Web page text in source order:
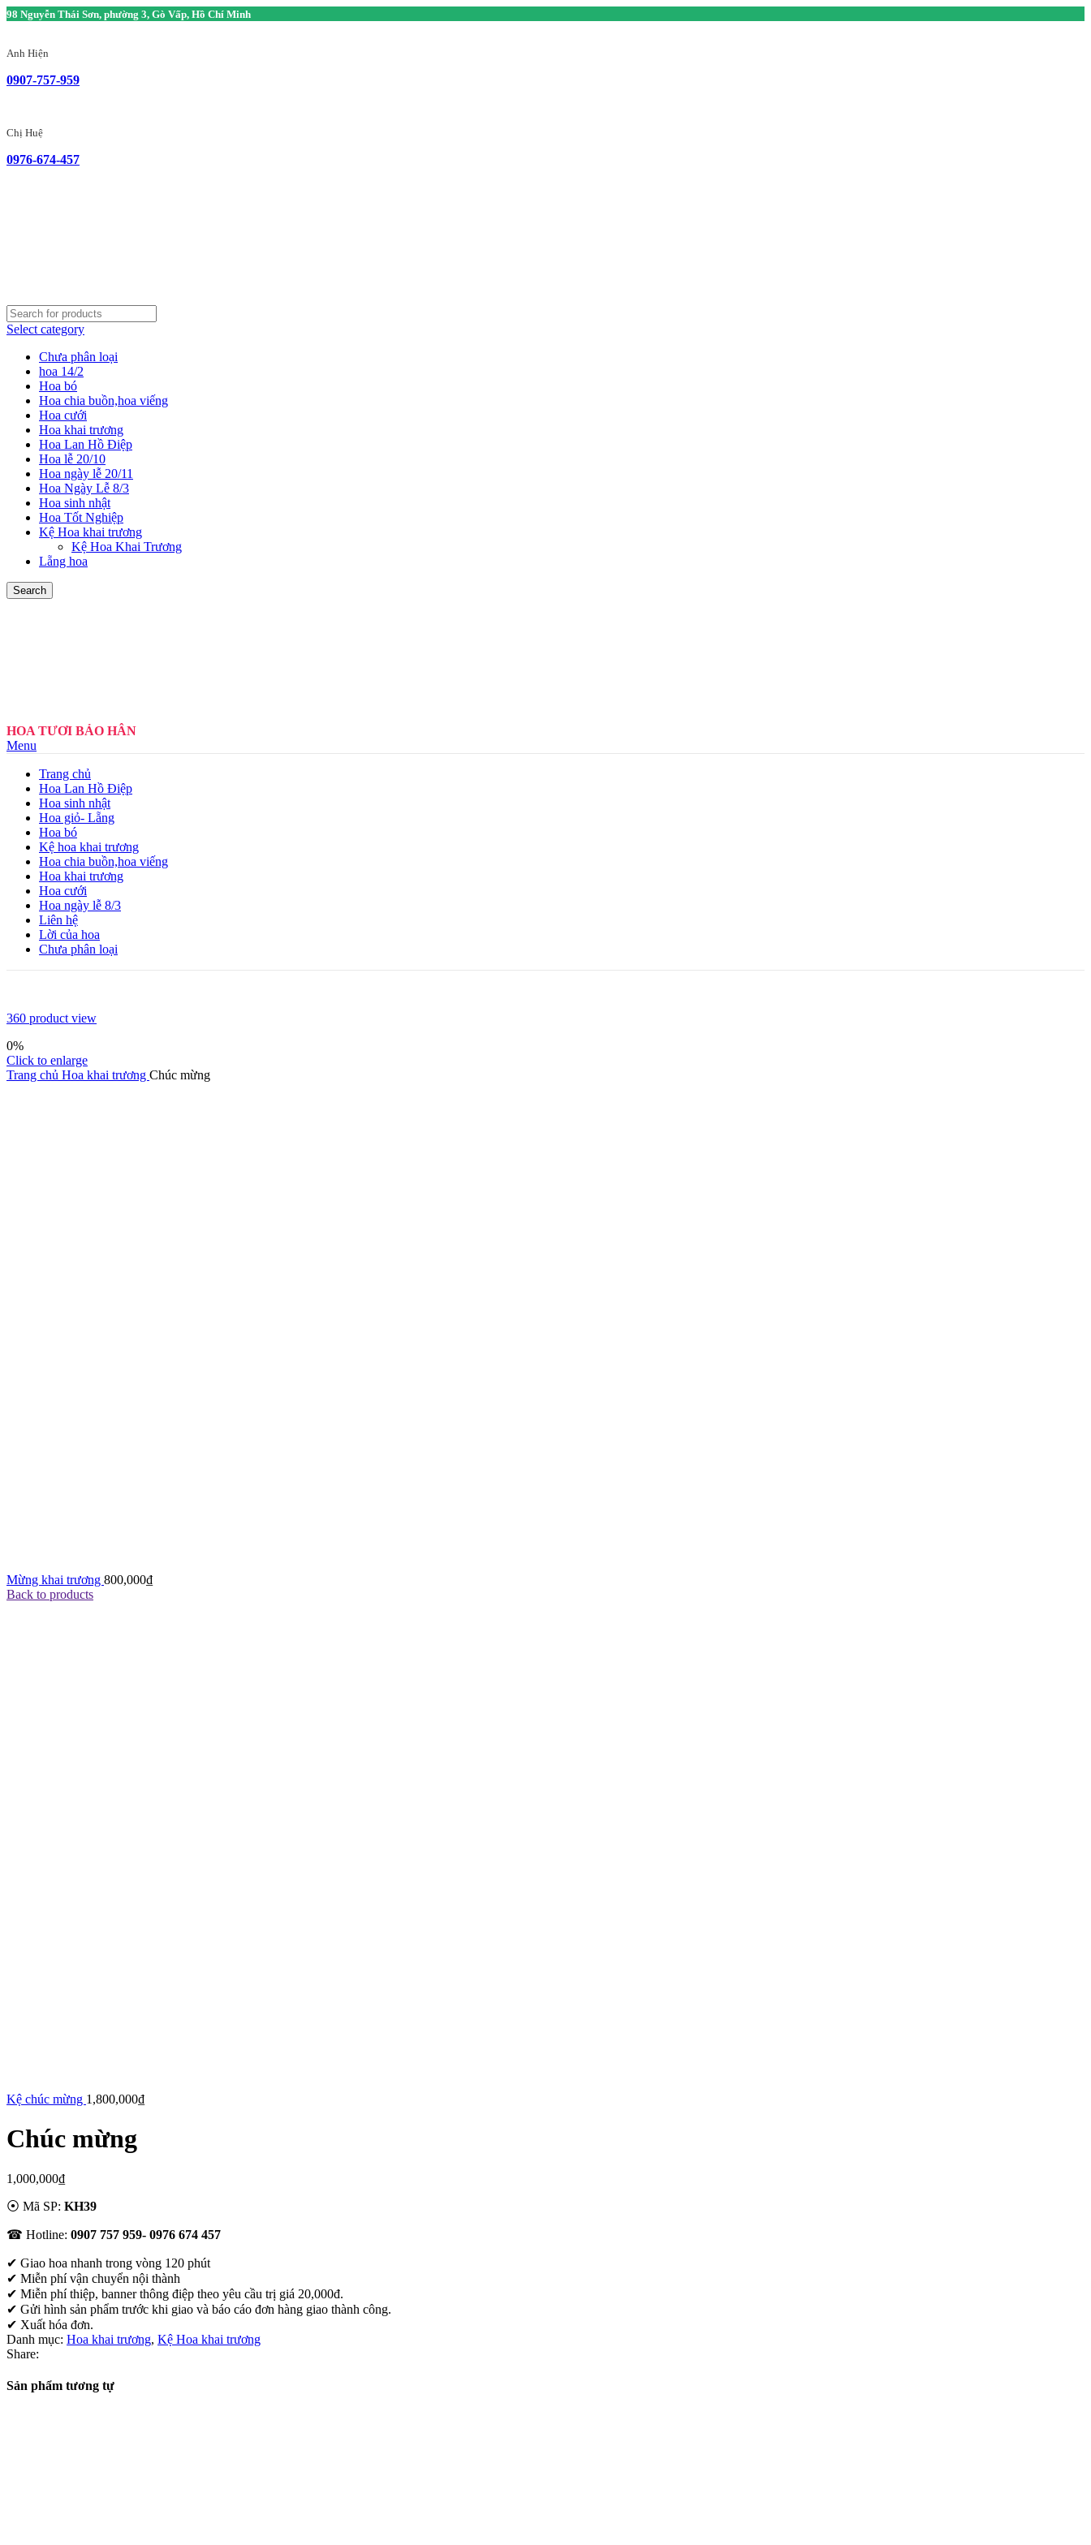
98 Nguyễn Thái Sơn, phường 3, Gò Vấp, Hồ Chí Minh
Anh Hiện
0907-757-959
Chị Huệ
0976-674-457
Select category
Chưa phân loại
hoa 14/2
Hoa bó
Hoa chia buồn,hoa viếng
Hoa cưới
Hoa khai trương
Hoa Lan Hồ Điệp
Hoa lễ 20/10
Hoa ngày lễ 20/11
Hoa Ngày Lễ 8/3
Hoa sinh nhật
Hoa Tốt Nghiệp
Kệ Hoa khai trương
Kệ Hoa Khai Trương
Lẵng hoa
Search
HOA TƯƠI BẢO HÂN
Menu
Trang chủ
Hoa Lan Hồ Điệp
Hoa sinh nhật
Hoa giỏ- Lẵng
Hoa bó
Kệ hoa khai trương
Hoa chia buồn,hoa viếng
Hoa khai trương
Hoa cưới
Hoa ngày lễ 8/3
Liên hệ
Lời của hoa
Chưa phân loại
360 product view
0%
Click to enlarge
Trang chủ Hoa khai trương Chúc mừng
Mừng khai trương 800,000₫
Back to products
Kệ chúc mừng 1,800,000₫
Chúc mừng
1,000,000₫
⦿ Mã SP: KH39
☎ Hotline: 0907 757 959- 0976 674 457
✔ Giao hoa nhanh trong vòng 120 phút
✔ Miễn phí vận chuyển nội thành
✔ Miễn phí thiệp, banner thông điệp theo yêu cầu trị giá 20,000đ.
✔ Gửi hình sản phẩm trước khi giao và báo cáo đơn hàng giao thành công.
✔ Xuất hóa đơn.
Danh mục: Hoa khai trương, Kệ Hoa khai trương
Share:
Sản phẩm tương tự